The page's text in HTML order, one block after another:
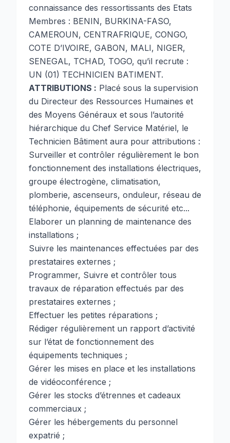
connaissance des ressortissants des Etats
Membres : BENIN, BURKINA-FASO,
CAMEROUN, CENTRAFRIQUE, CONGO,
COTE D’IVOIRE, GABON, MALI, NIGER,
SENEGAL, TCHAD, TOGO, qu’il recrute :
UN (01) TECHNICIEN BATIMENT.
ATTRIBUTIONS : Placé sous la supervision
du Directeur des Ressources Humaines et
des Moyens Généraux et sous l’autorité
hiérarchique du Chef Service Matériel, le
Technicien Bâtiment aura pour attributions :
Surveiller et contrôler régulièrement le bon
fonctionnement des installations électriques,
groupe électrogène, climatisation,
plomberie, ascenseurs, onduleur, réseau de
téléphonie, équipements de sécurité etc...
Elaborer un planning de maintenance des
installations ;
Suivre les maintenances effectuées par des
prestataires externes ;
Programmer, Suivre et contrôler tous
travaux de réparation effectués par des
prestataires externes ;
Effectuer les petites réparations ;
Rédiger régulièrement un rapport d’activité
sur l’état de fonctionnement des
équipements techniques ;
Gérer les mises en place et les installations
de vidéoconférence ;
Gérer les stocks d’étrennes et cadeaux
commerciaux ;
Gérer les hébergements du personnel
expatrié ;